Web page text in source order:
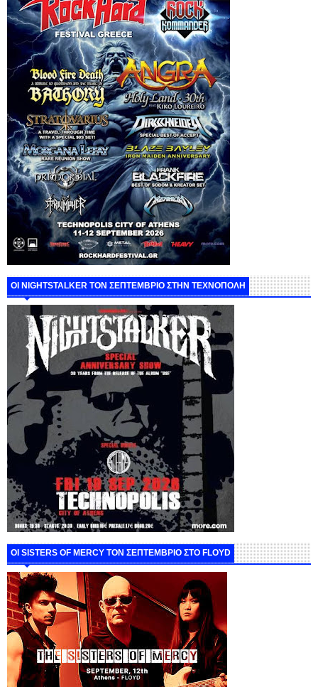
ΟΙ NIGHTSTALKER ΤΟΝ ΣΕΠΤΕΜΒΡΙΟ ΣΤΗΝ ΤΕΧΝΟΠΟΛΗ
ΟΙ SISTERS OF MERCY ΤΟΝ ΣΕΠΤΕΜΒΡΙΟ ΣΤΟ FLOYD